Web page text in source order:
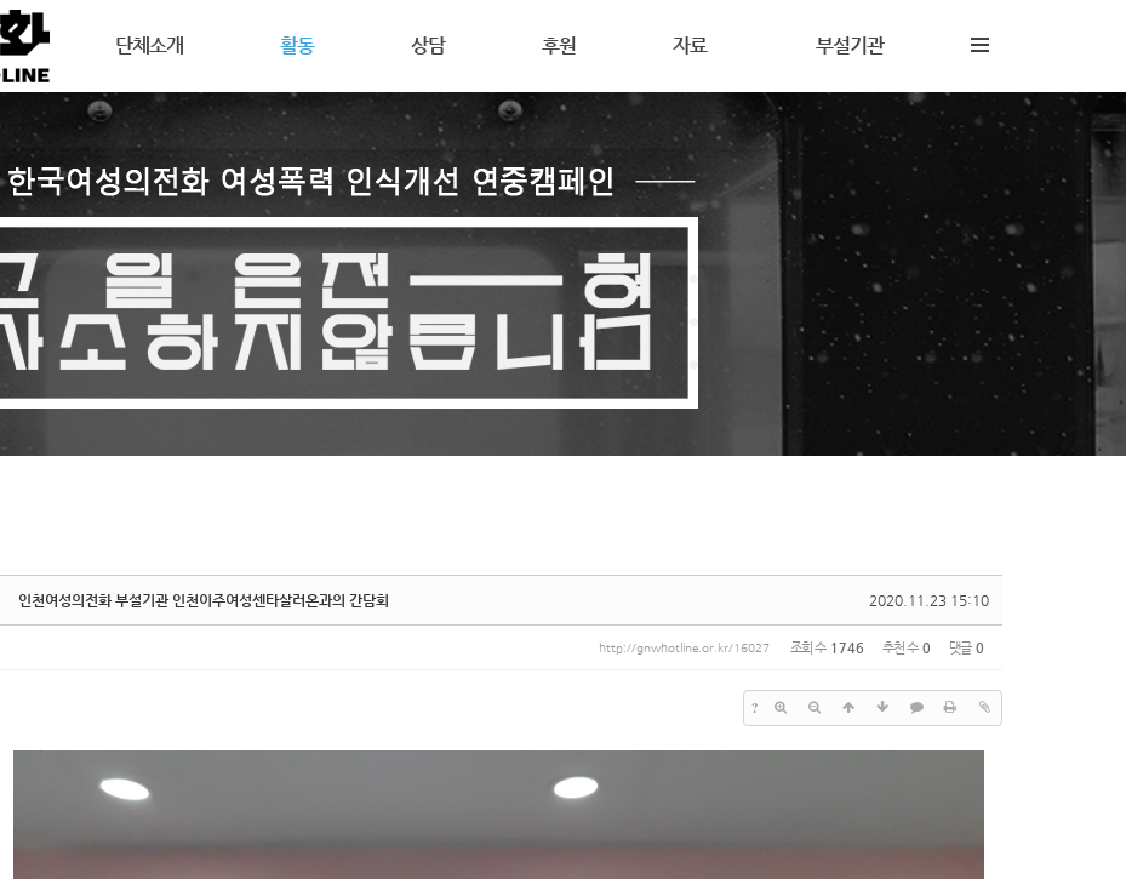
단체소개
강릉여성의전화는
목표
조직도
오시는길
활동
캠페인
상담
상담안내
여성주의상담이란
온라인 상담
후원
후원안내
회원활동
자원활동
자료
재정보고
갤러리
부설기관
해솔상담소
2020.11.23 15:10
인천여성의전화 부설기관 인천이주여성센타살러온과의 간담회
http://gnwhotline.or.kr/16027 조회 수 1746 추천 수 0 댓글 0
?